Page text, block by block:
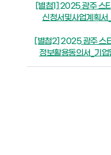
[별첨1] 2025 광주 스
신청서및사업계획
[별첨2] 2025 광주 스
정보활용동의서_기